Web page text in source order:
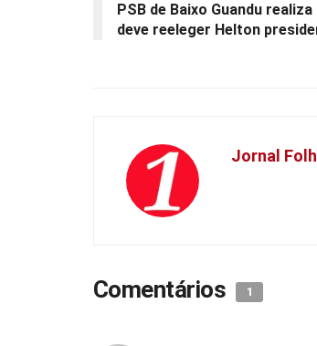
PSB de Baixo Guandu
deve reeleger Helton
Jornal
Comentários 1